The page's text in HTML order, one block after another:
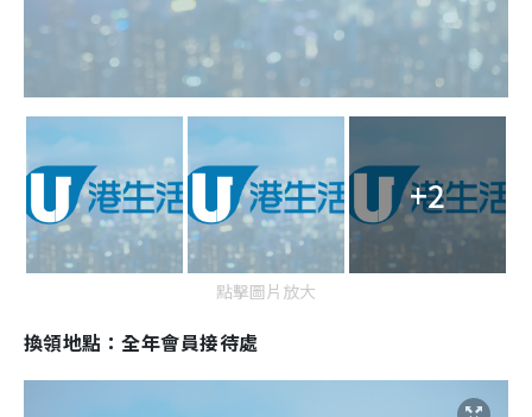
+2
點擊圖片放大
換領地點：全年會員接待處